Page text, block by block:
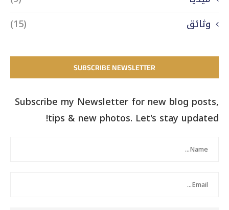
وثائق
(15)
SUBSCRIBE NEWSLETTER
Subscribe my Newsletter for new blog posts,
tips & new photos. Let's stay updated!